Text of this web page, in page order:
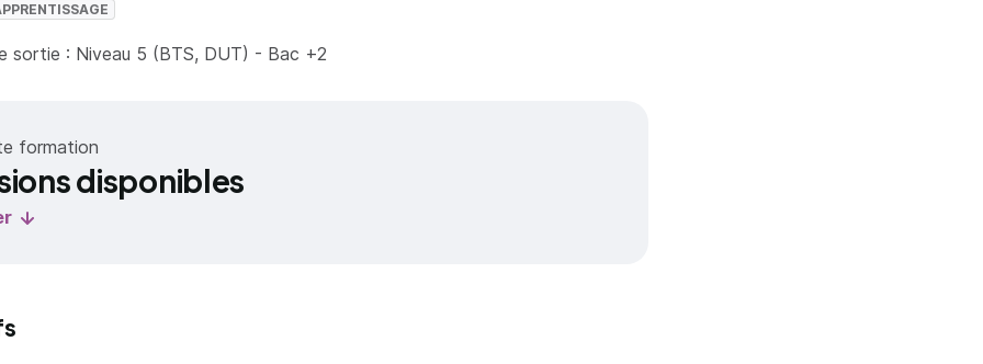
sortie : Niveau 5 (BTS, DUT) - Bac +2
formation
disponibles